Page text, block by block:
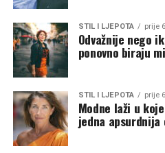
STIL I LJEPOTA prije
Odvažnije nego
ponovno biraju
STIL I LJEPOTA prije
Modne laži u
jedna apsurdnija